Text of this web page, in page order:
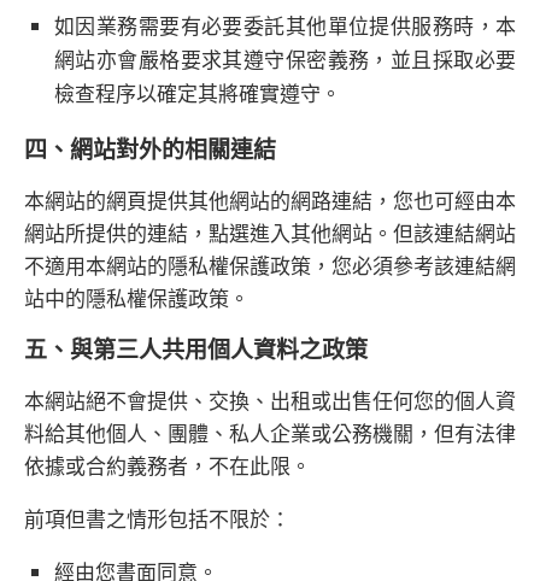
如因業務需要有必要委託其他單位提供服務時，本
網站亦會嚴格要求其遵守保密義務，並且採取必要
檢查程序以確定其將確實遵守。
四、網站對外的相關連結
本網站的網頁提供其他網站的網路連結，您也可經由本
網站所提供的連結，點選進入其他網站。但該連結網站
不適用本網站的隱私權保護政策，您必須參考該連結網
站中的隱私權保護政策。
五、與第三人共用個人資料之政策
本網站絕不會提供、交換、出租或出售任何您的個人資
料給其他個人、團體、私人企業或公務機關，但有法律
依據或合約義務者，不在此限。
前項但書之情形包括不限於：
經由您書面同意。